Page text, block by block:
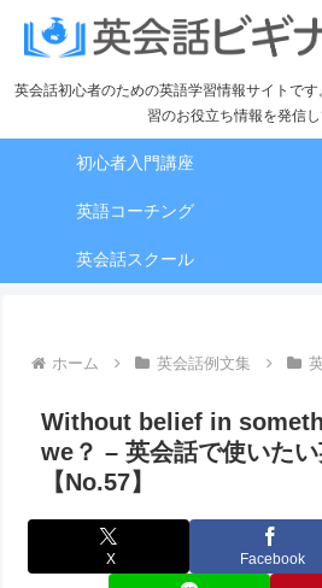
英会話初心者のための英語学習情報サイトで
習のお役立ち情報を発信し
初心者入門講座
英語コーチング
英会話スクール
ホーム 英会話例文集
Without belief in
we？ – 英会話で使いた
【No.57】
X Facebook